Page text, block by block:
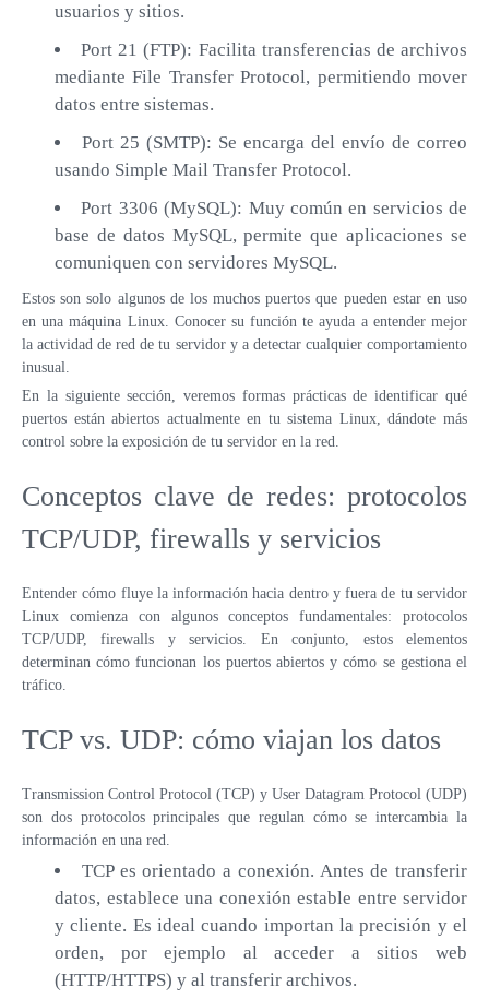
usuarios y sitios.
Port 21 (FTP): Facilita transferencias de archivos
mediante File Transfer Protocol, permitiendo mover
datos entre sistemas.
Port 25 (SMTP): Se encarga del envío de correo
usando Simple Mail Transfer Protocol.
Port 3306 (MySQL): Muy común en servicios de
base de datos MySQL, permite que aplicaciones se
comuniquen con servidores MySQL.
Estos son solo algunos de los muchos puertos que pueden estar en uso
en una máquina Linux. Conocer su función te ayuda a entender mejor
la actividad de red de tu servidor y a detectar cualquier comportamiento
inusual.
En la siguiente sección, veremos formas prácticas de identificar qué
puertos están abiertos actualmente en tu sistema Linux, dándote más
control sobre la exposición de tu servidor en la red.
Conceptos clave de redes: protocolos
TCP/UDP, firewalls y servicios
Entender cómo fluye la información hacia dentro y fuera de tu servidor
Linux comienza con algunos conceptos fundamentales: protocolos
TCP/UDP, firewalls y servicios. En conjunto, estos elementos
determinan cómo funcionan los puertos abiertos y cómo se gestiona el
tráfico.
TCP vs. UDP: cómo viajan los datos
Transmission Control Protocol (TCP) y User Datagram Protocol (UDP)
son dos protocolos principales que regulan cómo se intercambia la
información en una red.
TCP es orientado a conexión. Antes de transferir
datos, establece una conexión estable entre servidor
y cliente. Es ideal cuando importan la precisión y el
orden, por ejemplo al acceder a sitios web
(HTTP/HTTPS) y al transferir archivos.